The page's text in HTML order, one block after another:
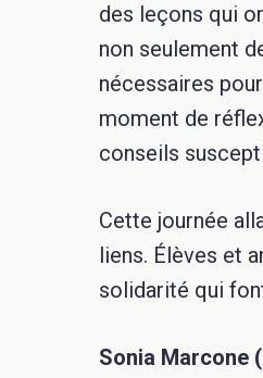
des leçons qui
non seulement
nécessaires
moment de
conseils
Cette journée
liens. Élèves et
solidarité qui
Sonia Marcone